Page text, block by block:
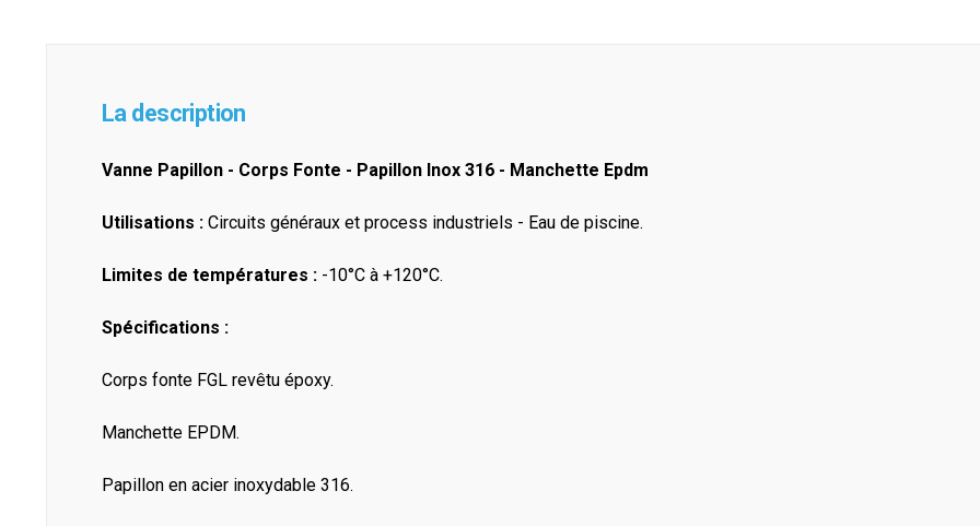
La description
Vanne Papillon - Corps Fonte - Papillon Inox 316 - Manchette Epdm
Utilisations : Circuits généraux et process industriels - Eau de piscine.
Limites de températures : -10°C à +120°C.
Spécifications :
Corps fonte FGL revêtu époxy.
Manchette EPDM.
Papillon en acier inoxydable 316.